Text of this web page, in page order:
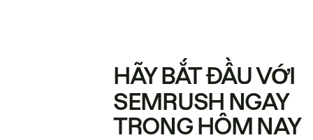
HÃY BẮT ĐẦU VỚI
SEMRUSH NGAY
TRONG HÔM NAY